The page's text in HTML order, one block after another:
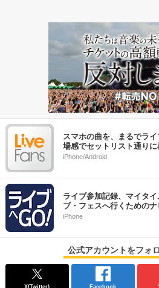
スマホの曲を、まるでラ
場感でセットリスト通りに
iPhone/Android
ライブ参加記録、マイタ
ブ・フェスへ行くためのナ
iPhone
公式アカウントをフォ
X(Twitter) Facebook